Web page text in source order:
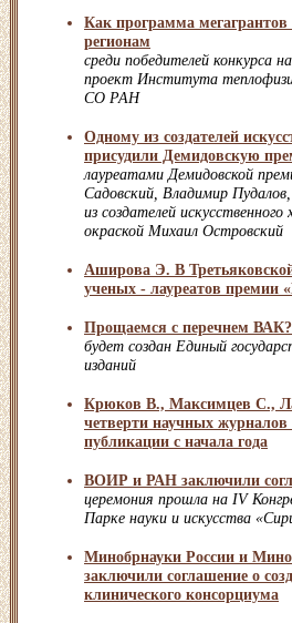
Как программа мегагрантов
регионам
среди победителей конкурса
проект Института
СО РАН
Одному из создателей
присудили Демидовскую
лауреатами Демидовской
Садовский, Владимир
из создателей
окраской Михаил Островский
Аширова Э. В
ученых - лауреатов премии
Прощаемся с перечнем
будет создан Единый
изданий
Крюков В., Максимцев С.,
четверти научных
публикации с начала года
ВОИР и РАН заключили
церемония прошла на IV
Парке науки и искусства
Минобрнауки России и
заключили соглашение о
клинического консорциума